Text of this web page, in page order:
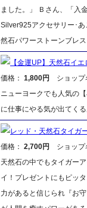
ました。」 Ｂさん、「入
Silver925アクセサリー･
然石パワーストーンブレ
【金運UP】天然石イ
価格： 1,800円
ショップ
ニューヨークでも人気の
に仕事にやる気が出てく
レッド・天然石タイガ
価格： 2,700円
ショップ
天然石の中でもタイガー
イ！プレゼントにもピ
力があると信じられ『お